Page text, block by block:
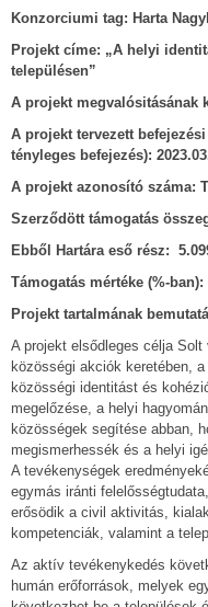
Konzorciumi tag: Harta
Projekt címe: „A helyi
településen”
A projekt megvalósitásának
A projekt tervezett
tényleges befejezés):
A projekt azonosító száma:
Szerződött támogatás
Ebből Hartára eső rész:
Támogatás mértéke (%-ban):
Projekt tartalmának
A projekt elsődleges célja
közösségi akciók keretében,
közösségi identitást és
megelőzése, a helyi
közösségek segítése abban,
megismerhessék és a helyi
A tevékenységek
egymás iránti
erősödik a civil aktivitás,
kompetenciák, valamint a
Az aktív tevékenykedés
humán erőforrások, melyek